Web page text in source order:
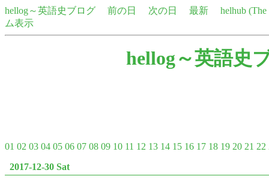
hellog～英語史ブログ 前の日 次の日 最新
helhub
ム表示
hellog～英語史
01 02 03 04 05 06 07 08 09 10 11 12 13 14 15 16 17 18 19 20 21 22
2017-12-30 Sat